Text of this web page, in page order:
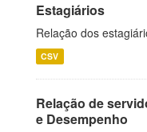
Estagiários
Relação dos
CSV
Relação de
e Desempenho